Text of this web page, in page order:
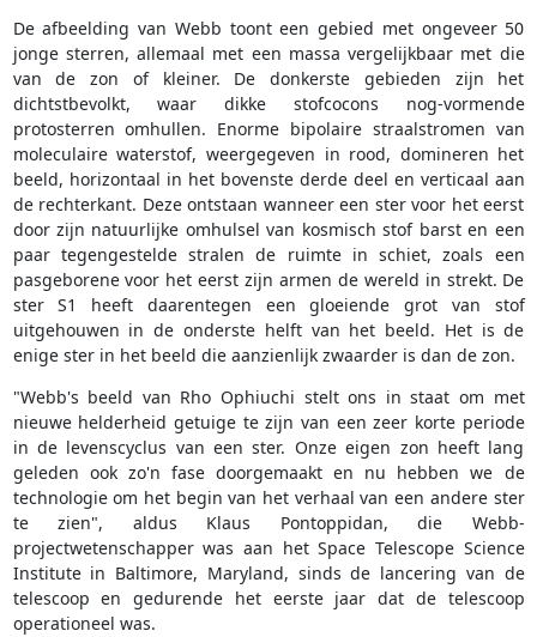
De afbeelding van Webb toont een gebied met ongeveer 50
jonge sterren, allemaal met een massa vergelijkbaar met die
van de zon of kleiner. De donkerste gebieden zijn het
dichtstbevolkt, waar dikke stofcocons nog-vormende
protosterren omhullen. Enorme bipolaire straalstromen van
moleculaire waterstof, weergegeven in rood, domineren het
beeld, horizontaal in het bovenste derde deel en verticaal aan
de rechterkant. Deze ontstaan wanneer een ster voor het eerst
door zijn natuurlijke omhulsel van kosmisch stof barst en een
paar tegengestelde stralen de ruimte in schiet, zoals een
pasgeborene voor het eerst zijn armen de wereld in strekt. De
ster S1 heeft daarentegen een gloeiende grot van stof
uitgehouwen in de onderste helft van het beeld. Het is de
enige ster in het beeld die aanzienlijk zwaarder is dan de zon.
"Webb's beeld van Rho Ophiuchi stelt ons in staat om met
nieuwe helderheid getuige te zijn van een zeer korte periode
in de levenscyclus van een ster. Onze eigen zon heeft lang
geleden ook zo'n fase doorgemaakt en nu hebben we de
technologie om het begin van het verhaal van een andere ster
te zien", aldus Klaus Pontoppidan, die Webb-
projectwetenschapper was aan het Space Telescope Science
Institute in Baltimore, Maryland, sinds de lancering van de
telescoop en gedurende het eerste jaar dat de telescoop
operationeel was.